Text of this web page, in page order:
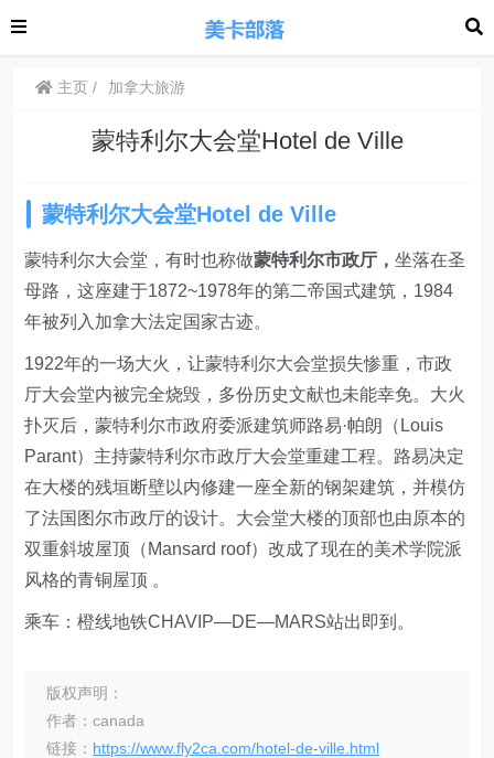
主页 加拿大旅游
蒙特利尔大会堂Hotel de Ville
蒙特利尔大会堂Hotel de Ville
蒙特利尔大会堂，有时也称做蒙特利尔市政厅，坐落在圣
母路，这座建于1872~1978年的第二帝国式建筑，1984
年被列入加拿大法定国家古迹。
1922年的一场大火，让蒙特利尔大会堂损失惨重，市政
厅大会堂内被完全烧毁，多份历史文献也未能幸免。大火
扑灭后，蒙特利尔市政府委派建筑师路易·帕朗（Louis
Parant）主持蒙特利尔市政厅大会堂重建工程。路易决定
在大楼的残垣断壁以内修建一座全新的钢架建筑，并模仿
了法国图尔市政厅的设计。大会堂大楼的顶部也由原本的
双重斜坡屋顶（Mansard roof）改成了现在的美术学院派
风格的青铜屋顶 。
乘车：橙线地铁CHAVIP―DE―MARS站出即到。
版权声明：
作者：canada
链接： https://www.fly2ca.com/hotel-de-ville.html